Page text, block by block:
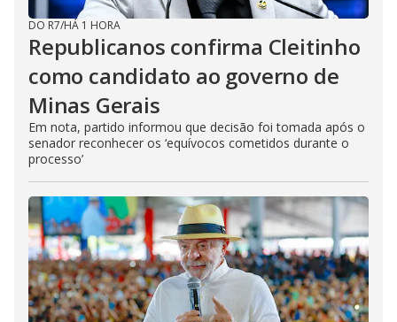
DO R7/HÁ 1 HORA
Republicanos confirma Cleitinho
como candidato ao governo de
Minas Gerais
Em nota, partido informou que decisão foi tomada após o
senador reconhecer os ‘equívocos cometidos durante o
processo’